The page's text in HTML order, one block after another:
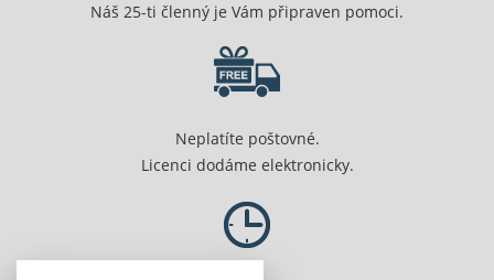
Náš 25-ti členný je Vám připraven pomoci.
Neplatíte poštovné.
Licenci dodáme elektronicky.